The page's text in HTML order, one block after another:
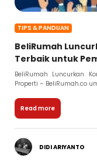
TIPS & PANDUAN
BeliRumah
Terbaik untuk
BeliRumah Luncurkan
Properti – BeliRumah.co
Read more
DIDI ARIYANTO